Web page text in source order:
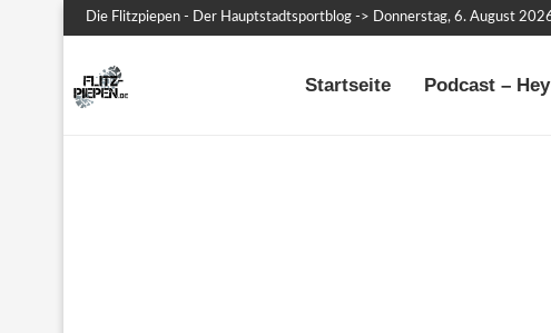
Die Flitzpiepen - Der Hauptstadtsportblog -> Donnerstag, 6. August
Startseite Podcast –